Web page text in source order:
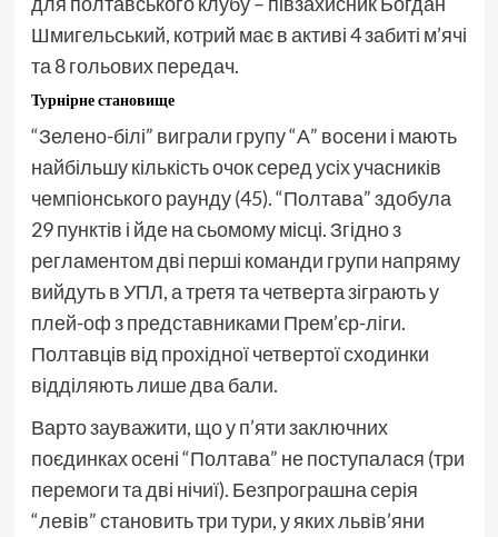
Шмигельський, котрий має в активі 4 забиті м’ячі
та 8 гольових передач.
Турнірне становище
“Зелено-білі” виграли групу “А” восени і мають
найбільшу кількість очок серед усіх учасників
чемпіонського раунду (45). “Полтава” здобула
29 пунктів і йде на сьомому місці. Згідно з
регламентом дві перші команди групи напряму
вийдуть в УПЛ, а третя та четверта зіграють у
плей-оф з представниками Прем’єр-ліги.
Полтавців від прохідної четвертої сходинки
відділяють лише два бали.
Варто зауважити, що у п’яти заключних
поєдинках осені “Полтава” не поступалася (три
перемоги та дві нічиї). Безпрограшна серія
“левів” становить три тури, у яких львів’яни